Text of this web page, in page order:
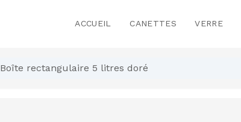
ACCUEIL CANETTES VERRE
Boîte rectangulaire 5 litres doré